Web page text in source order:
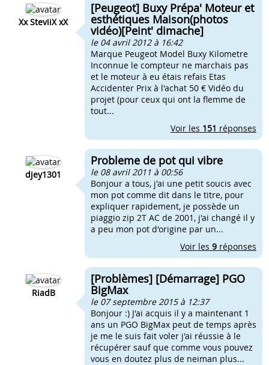
Xx SteviiX xX
[Peugeot] Buxy Prépa' Moteur et
esthétiques Maison(photos
vidéo)[Peint' dimache]
le 04 avril 2012 à 16:42
Marque Peugeot Model Buxy Kilometre
Inconnue le compteur ne marchais pas
et le moteur à eu étais refais Etas
Accidenter Prix à l'achat 50 € Vidéo du
projet (pour ceux qui ont la flemme de
tout...
Voir les 151 réponses
djey1301
Probleme de pot qui vibre
le 08 avril 2011 à 00:56
Bonjour a tous, j'ai une petit soucis avec
mon pot comme dit dans le titre, pour
expliquer rapidement, je possède un
piaggio zip 2T AC de 2001, j'ai changé il y
a peu mon pot d'origine par un...
Voir les 9 réponses
RiadB
[Problèmes] [Démarrage] PGO
BigMax
le 07 septembre 2015 à 12:37
Bonjour :) J'ai acquis il y a maintenant 1
ans un PGO BigMax peut de temps après
je me le suis fait voler j'ai réussie à le
récupérer sauf que comme vous pouvez
vous en doutez plus de neiman plus...